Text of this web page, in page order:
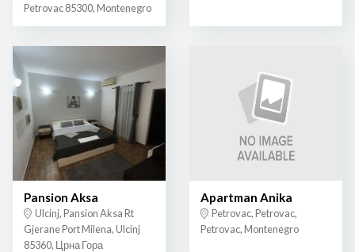
Petrovac 85300, Montenegro
Pansion Aksa
Ulcinj, Pansion Aksa Rt
Gjerane Port Milena, Ulcinj
85360, Црна Гора
Apartman Anika
Petrovac, Petrovac,
Petrovac, Montenegro